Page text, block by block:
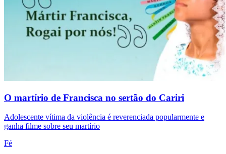
O martírio de Francisca no sertão do Cariri
Adolescente vítima da violência é reverenciada popularmente e
ganha filme sobre seu martírio
Fé